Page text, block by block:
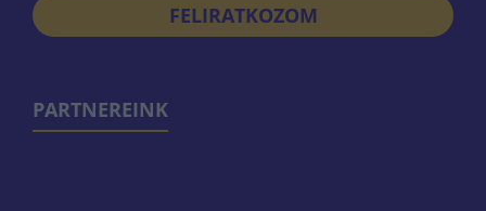
FELIRATKOZOM
PARTNEREINK